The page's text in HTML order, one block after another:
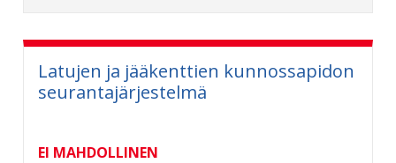
Latujen ja jääkenttien kunnossapidon
seurantajärjestelmä
EI MAHDOLLINEN